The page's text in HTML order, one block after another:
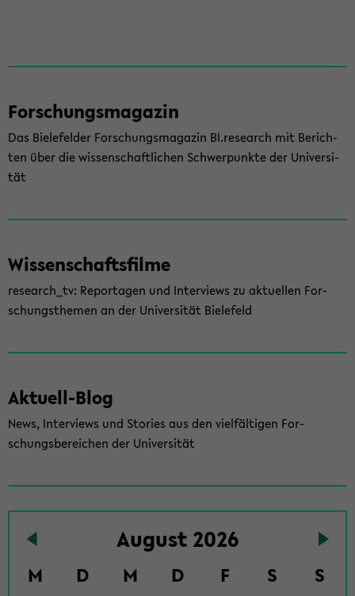
For­schungs­ma­ga­zin
Das Bie­le­fel­der For­schungs­ma­ga­zin BI.re­se­arch mit Be­rich­
ten über die wis­sen­schaft­li­chen Schwer­punk­te der Uni­ver­si­
tät
Wis­sen­schafts­fil­me
re­se­arch_tv: Re­por­ta­gen und In­ter­views zu ak­tu­el­len For­
schungs­the­men an der Uni­ver­si­tät Bie­le­feld
Aktuell-​Blog
News, In­ter­views und Sto­ries aus den viel­fäl­ti­gen For­
schungs­be­rei­chen der Uni­ver­si­tät
page
Au­gust 2026
M D M D F S
S